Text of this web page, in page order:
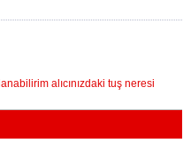
alıcınızdaki tuş neresi